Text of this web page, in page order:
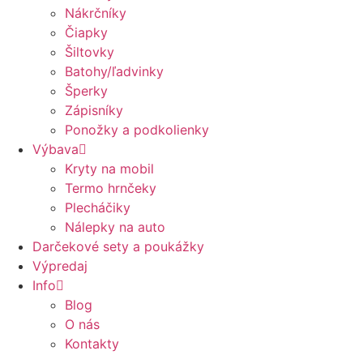
Nákrčníky
Čiapky
Šiltovky
Batohy/ľadvinky
Šperky
Zápisníky
Ponožky a podkolienky
Výbava
Kryty na mobil
Termo hrnčeky
Plecháčiky
Nálepky na auto
Darčekové sety a poukážky
Výpredaj
Info
Blog
O nás
Kontakty